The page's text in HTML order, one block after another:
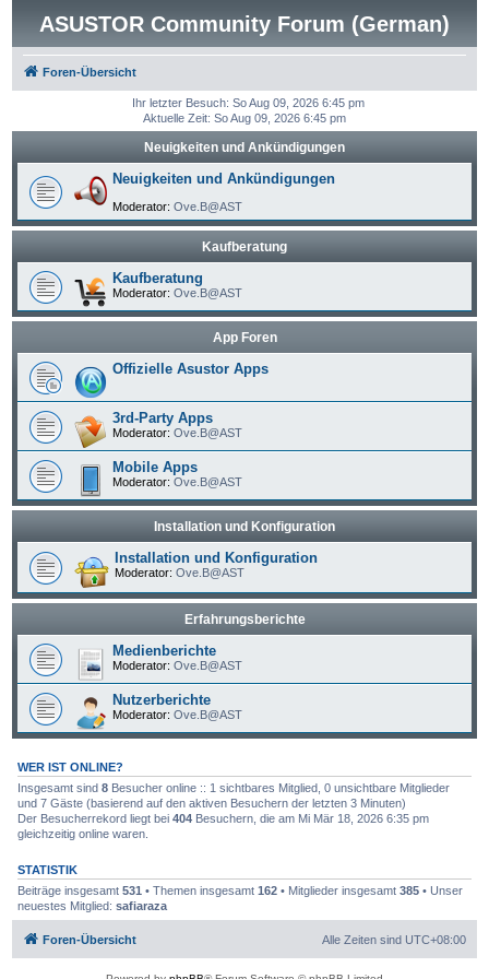
ASUSTOR Community Forum (German)
Foren-Übersicht
Ihr letzter Besuch: So Aug 09, 2026 6:45 pm
Aktuelle Zeit: So Aug 09, 2026 6:45 pm
Neuigkeiten und Ankündigungen
Neuigkeiten und Ankündigungen
Moderator: Ove.B@AST
Kaufberatung
Kaufberatung
Moderator: Ove.B@AST
App Foren
Offizielle Asustor Apps
3rd-Party Apps
Moderator: Ove.B@AST
Mobile Apps
Moderator: Ove.B@AST
Installation und Konfiguration
Installation und Konfiguration
Moderator: Ove.B@AST
Erfahrungsberichte
Medienberichte
Moderator: Ove.B@AST
Nutzerberichte
Moderator: Ove.B@AST
WER IST ONLINE?
Insgesamt sind 8Besucher online :: 1 sichtbares Mitglied, 0 unsichtbare Mitglieder
und 7 Gäste (basierend auf den aktiven Besuchern der letzten 3 Minuten)
Der Besucherrekord liegt bei 404Besuchern, die am Mi Mär 18, 2026 6:35 pm
gleichzeitig online waren.
STATISTIK
Beiträge insgesamt 531 • Themen insgesamt 162• Mitglieder insgesamt 385• Unser
neuestes Mitglied: safiaraza
Foren-Übersicht Alle Zeiten sind UTC+08:00